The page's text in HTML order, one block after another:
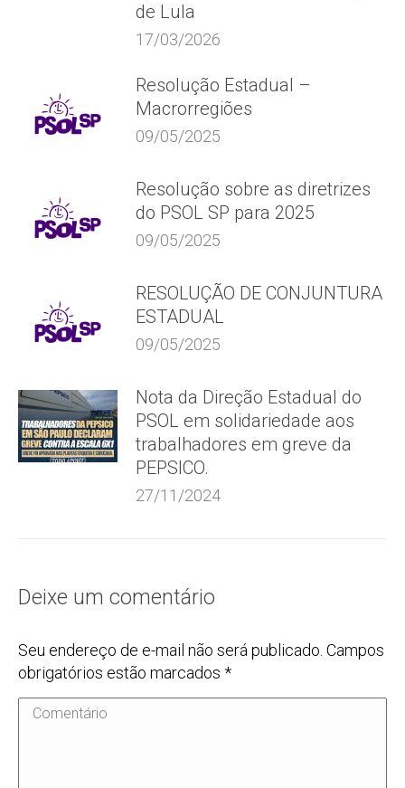
de Lula
17/03/2026
Resolução Estadual –
Macrorregiões
09/05/2025
Resolução sobre as diretrizes
do PSOL SP para 2025
09/05/2025
RESOLUÇÃO DE CONJUNTURA
ESTADUAL
09/05/2025
Nota da Direção Estadual do
PSOL em solidariedade aos
trabalhadores em greve da
PEPSICO.
27/11/2024
Deixe um comentário
Seu endereço de e-mail não será publicado. Campos
obrigatórios estão marcados *
Comentário